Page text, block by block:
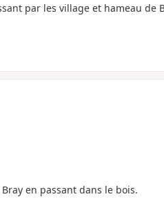
par les village et hameau de
en passant dans le bois.